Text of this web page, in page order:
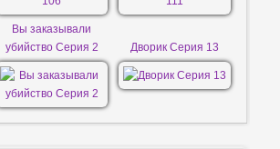
Вы заказывали
убийство Серия 2
Дворик Серия 13